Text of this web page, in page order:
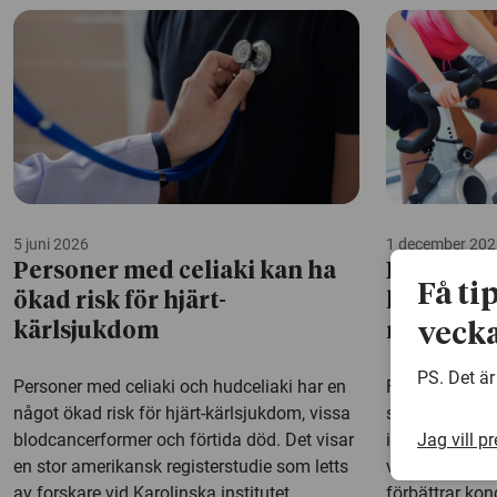
5 juni 2026
Personer med celiaki kan ha
ökad risk för hjärt-
kärlsjukdom
Personer med celiaki och hudceliaki har en
något ökad risk för hjärt-kärlsjukdom, vissa
blodcancerformer och förtida död. Det visar
en stor amerikansk registerstudie som letts
1 december
hjälpa
Forskare har
som nyligen
visar att
Få
PS. Det
Jag vill